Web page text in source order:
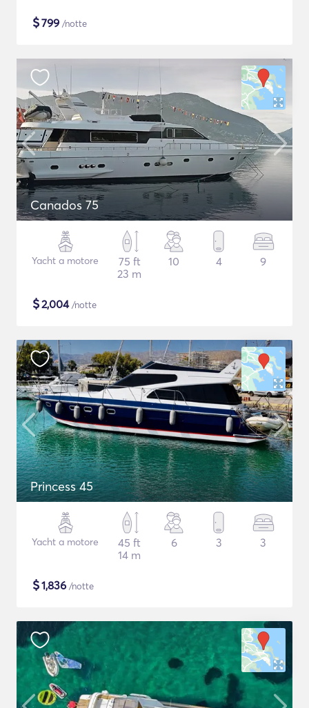
$799 /notte
Canados 75
Yacht a motore
75 ft
23 m
10 4 9
$2,004/notte
Princess 45
Yacht a motore
45 ft
14 m
6 3 3
$1,836 /notte